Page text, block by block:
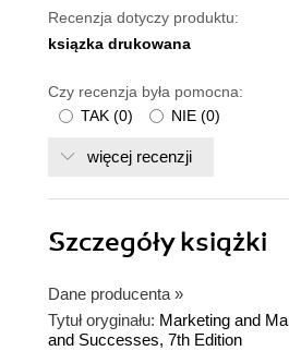
Recenzja dotyczy produktu:
ksiązka drukowana
Czy recenzja była pomocna:
TAK (0) NIE (0)
więcej recenzji
Szczegółyksiążki
Dane producenta »
Tytuł oryginału: Marketing and
and Successes, 7th Edition